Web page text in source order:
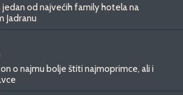
od najvećih family hotela na
Jadranu
o najmu bolje štiti najmoprimce, ali i